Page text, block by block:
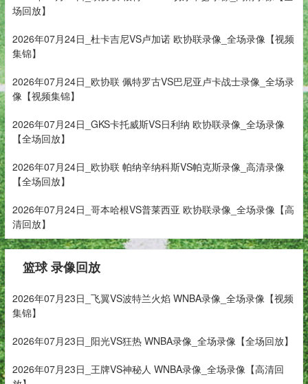
场回放】
2026年07月24日_杜卡吉尼VS卢加诺 欧协联录像_全场录像【视频
集锦】
2026年07月24日_欧协联 佩特罗古VS巴尼亚卢卡战士录像_全场录
像【视频集锦】
2026年07月24日_GKS卡托威斯VS日利纳 欧协联录像_全场录像
【全场回放】
2026年07月24日_欧协联 帕纳辛纳科斯VS帕克斯录像_高清录像
【全场回放】
2026年07月24日_哥本哈根VS普莱西亚 欧协联录像_全场录像【高
清回放】
篮球 录像回放
2026年07月23日_飞翼VS波特兰火焰 WNBA录像_全场录像【视频
集锦】
2026年07月23日_阳光VS狂热 WNBA录像_全场录像【全场回放】
2026年07月23日_王牌VS神秘人 WNBA录像_全场录像【高清回